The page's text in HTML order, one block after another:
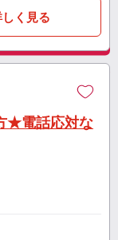
しく見る
★電話応対な